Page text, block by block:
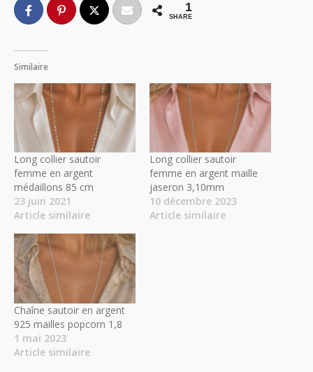
1
SHARE
Similaire
Long collier sautoir
femme en argent
médaillons 85 cm
23 juin 2021
Article similaire
Long collier sautoir
femme en argent maille
jaseron 3,10mm
10 décembre 2023
Article similaire
Chaîne sautoir en argent
925 mailles popcorn 1,8
1 mai 2023
Article similaire